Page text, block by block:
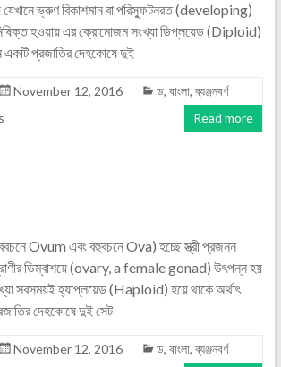
ভ্রুণ বিকাশমান বা পরিস্ফুটনরত (developing)
হওয়ায় এর ক্রোমোজম সংখ্যা ডিপ্লয়েড (Diploid)
একটি প্রজাতির দেহকোষে দুই
November 12, 2016 ড, বাংলা,ব্যঞ্জনবর্ণ
Read more
Ovum এবং বহুবচনে Ova) হচ্ছে স্ত্রী প্রজনন
ডিম্বাশয়ে (ovary, a female gonad) উৎপন্ন হয়
সবসময়ই হ্যাপ্লয়েড (Haploid) হয়ে থাকে অর্থাৎ
দেহকোষে দুই সেট
November 12, 2016 ড, বাংলা,ব্যঞ্জনবর্ণ